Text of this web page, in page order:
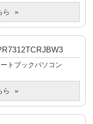
ら
ートブックパソコン
ら